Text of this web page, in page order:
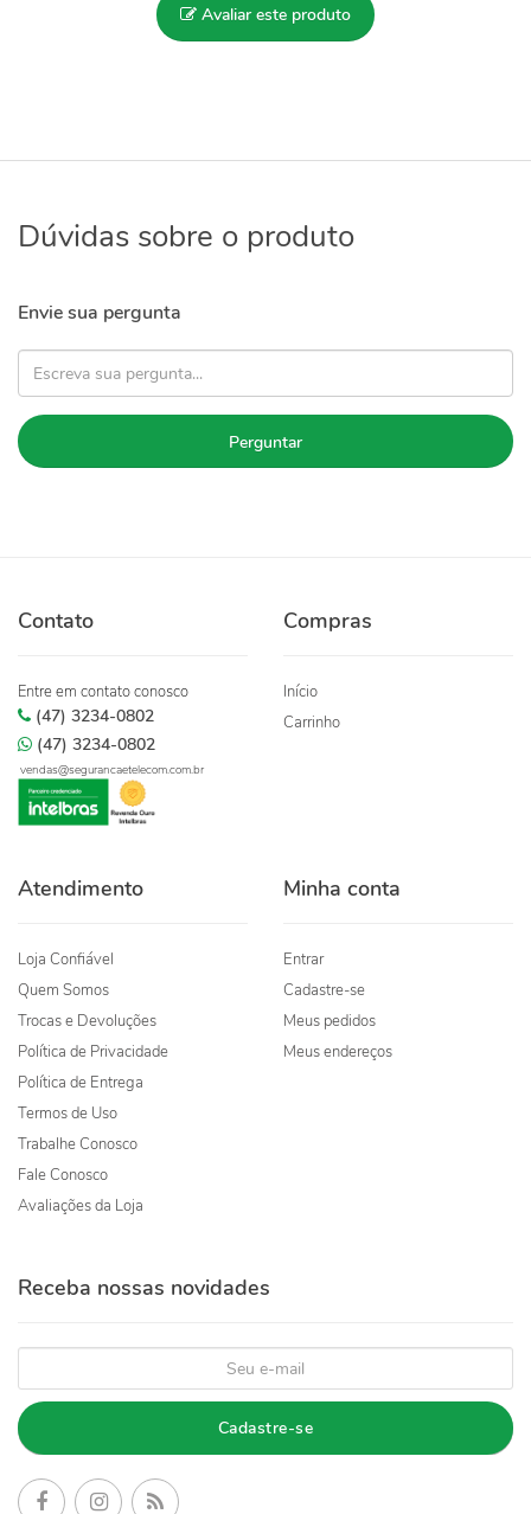
Avaliar este produto
Dúvidas sobre o produto
Envie sua pergunta
Perguntar
Contato
Entre em contato conosco
(47) 3234-0802
(47) 3234-0802
vendas@segurancaetelecom.com.br
Compras
Início
Carrinho
Atendimento
Loja Confiável
Quem Somos
Trocas e Devoluções
Política de Privacidade
Política de Entrega
Termos de Uso
Trabalhe Conosco
Fale Conosco
Avaliações da Loja
Minha conta
Entrar
Cadastre-se
Meus pedidos
Meus endereços
Receba nossas novidades
Cadastre-se